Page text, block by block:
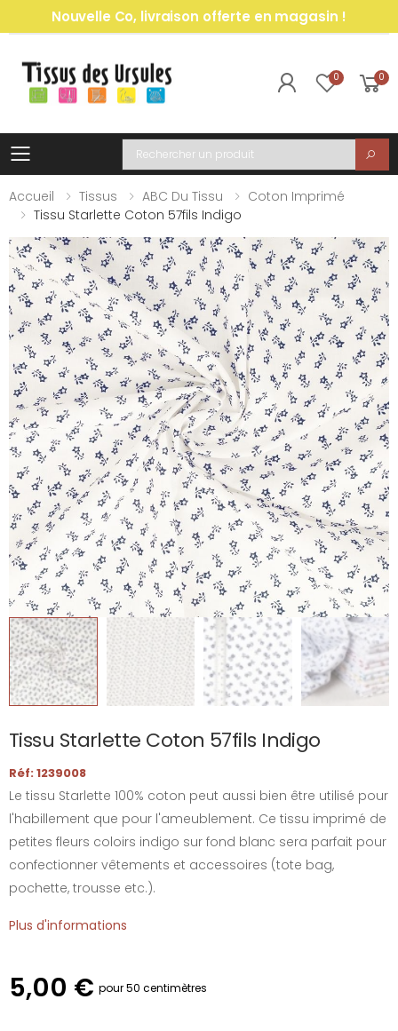
Nouvelle Co, livraison offerte en magasin !
0 0
Toggle mobile menu
Recherche
Accueil
Tissus ABC Du Tissu
Coton Imprimé
Tissu Starlette Coton 57fils Indigo
Tissu Starlette Coton 57fils Indigo
Réf: 1239008
Le tissu Starlette 100% coton peut aussi bien être utilisé pour
l'habillement que pour l'ameublement. Ce tissu imprimé de
petites fleurs coloirs indigo sur fond blanc sera parfait pour
confectionner vêtements et accessoires (tote bag,
pochette, trousse etc.).
Plus d'informations
5,00 € pour 50 centimètres